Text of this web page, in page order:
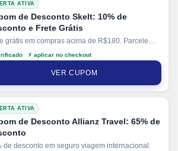
ATIVA
de Desconto Skelt: 10% de
e Frete Grátis
grátis em compras acima de R$180. Parcele
compras em até 3x sem juros no cartão. Ganhe
de desconto em pagamentos via PIX.
⚡ aplicar no checkout
VER CUPOM
ATIVA
de Desconto Allianz Travel: 65% de
de desconto em seguro viagem internacional.